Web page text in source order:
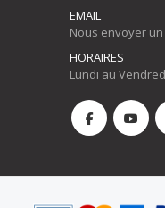
EMAIL
Nous envoyer
HORAIRES
Lundi au